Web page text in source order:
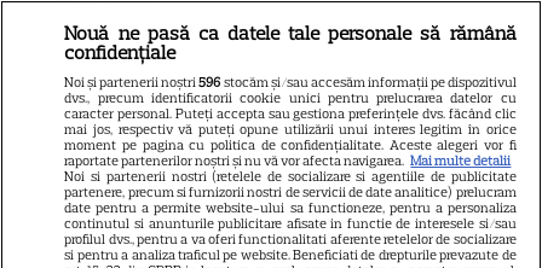
14
Elon Musk, atac la adresa
regizorului premiat cu Oscar
care a realizat documentarul
despre viața sa. Filmul are 232
de minute
VEDETE STRĂINE
Marvel are un nou Black
Nouă ne pasă ca datele tale personale să rămână
confidențiale
Noi și partenerii noștri596 stocăm și/sau accesăm informații pe dispozitivul
dvs., precum identificatorii cookie unici pentru prelucrarea datelor cu
caracter personal. Puteți accepta sau gestiona preferințele dvs. făcând clic
mai jos, respectiv vă puteți opune utilizării unui interes legitim în orice
moment pe pagina cu politica de confidențialitate. Aceste alegeri vor fi
raportate partenerilor noștri și nu vă vor afecta navigarea. Mai multe detalii
Noi si partenerii nostri (retelele de socializare si agentiile de publicitate
partenere, precum si furnizorii nostri de servicii de date analitice) prelucram
date pentru a permite website-ului sa functioneze, pentru a personaliza
continutul si anunturile publicitare afisate in functie de interesele si/sau
profilul dvs., pentru a va oferi functionalitati aferente retelelor de socializare
si pentru a analiza traficul pe website. Beneficiati de drepturile prevazute de